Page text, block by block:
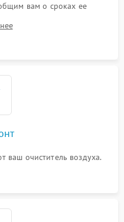
вам о сроках ее
ваш очиститель воздуха.